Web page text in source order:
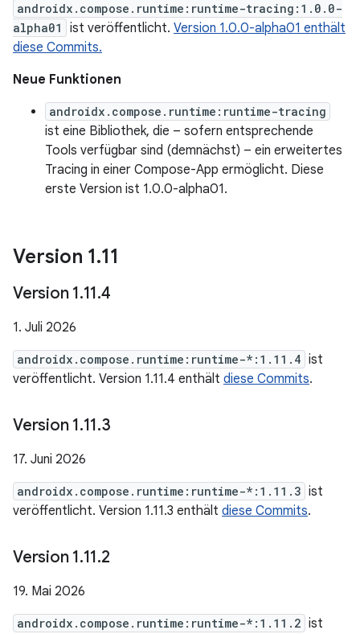
androidx.compose.runtime:runtime-tracing:1.0.0-
alpha01
ist veröffentlicht. Version 1.0.0-alpha01 enthält
diese Commits.
Neue Funktionen
androidx.compose.runtime:runtime-tracing
ist eine Bibliothek, die – sofern entsprechende
Tools verfügbar sind (demnächst) – ein erweitertes
Tracing in einer Compose-App ermöglicht. Diese
erste Version ist 1.0.0-alpha01.
Version 1.11
Version 1.11.4
1. Juli 2026
androidx.compose.runtime:runtime-*:1.11.4 ist
veröffentlicht. Version 1.11.4 enthält diese Commits.
Version 1.11.3
17. Juni 2026
androidx.compose.runtime:runtime-*:1.11.3 ist
veröffentlicht. Version 1.11.3 enthält diese Commits.
Version 1.11.2
19. Mai 2026
androidx.compose.runtime:runtime-*:1.11.2 ist